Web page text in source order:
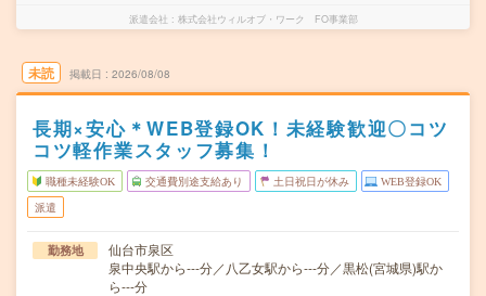
派遣会社 株式会社ウィルオブ・ワーク FO事業部
未読 掲載日 2026/08/08
長期×安心＊WEB登録OK！未経験歓迎〇コツ
コツ軽作業スタッフ募集！
職種未経験OK 交通費別途支給あり 土日祝日が休み WEB登録OK
派遣
勤務地
仙台市泉区
泉中央駅から---分／八乙女駅から---分／黒松(宮城県)駅か
ら---分